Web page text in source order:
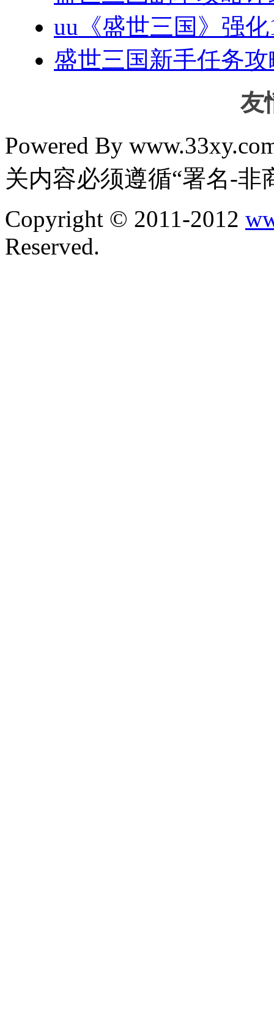
uu《盛世三国》强
盛世三国新手任务
友
Powered By
关内容必须遵循“署名-非
Copyright © 2011-2012
Reserved.